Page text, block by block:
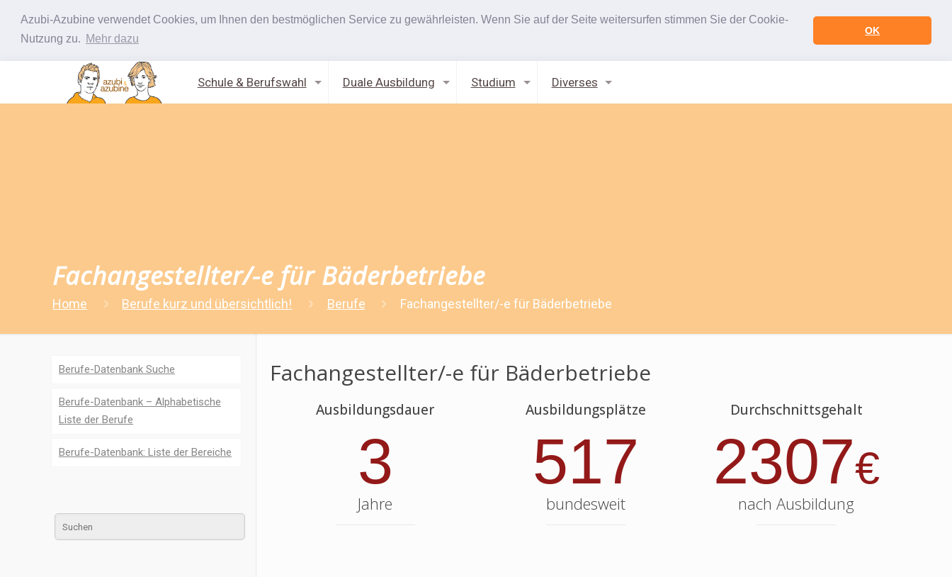
Azubi-Azubine verwendet Cookies, um Ihnen den bestmöglichen Service zu gewährleisten. Wenn Sie auf der Seite weitersurfen stimmen Sie der Cookie-
Nutzung zu. Mehr dazu
OK
Schule & Berufswahl Duale Ausbildung Studium Diverses
Fachangestellter/-e für Bäderbetriebe
Home Berufe kurz und übersichtlich! Berufe Fachangestellter/-e für Bäderbetriebe
Fachangestellter/-e für Bäderbetriebe
Ausbildungsdauer
3
Jahre
Ausbildungsplätze
517
bundesweit
Durchschnittsgehalt
2307€
nach Ausbildung
Berufe-Datenbank Suche
Berufe-Datenbank – Alphabetische
Liste der Berufe
Berufe-Datenbank: Liste der Bereiche